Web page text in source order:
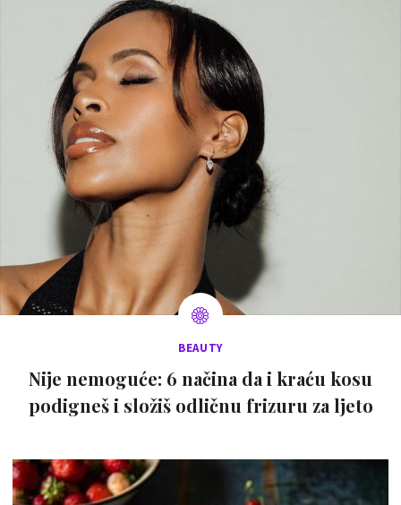
BEAUTY
Nije nemoguće: 6 načina da i kraću kosu
podigneš i složiš odličnu frizuru za ljeto